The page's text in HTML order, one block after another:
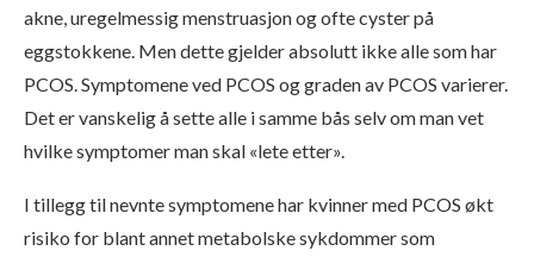
akne, uregelmessig menstruasjon og ofte cyster på
eggstokkene. Men dette gjelder absolutt ikke alle som har
PCOS. Symptomene ved PCOS og graden av PCOS varierer.
Det er vanskelig å sette alle i samme bås selv om man vet
hvilke symptomer man skal «lete etter».
I tillegg til nevnte symptomene har kvinner med PCOS økt
risiko for blant annet metabolske sykdommer som